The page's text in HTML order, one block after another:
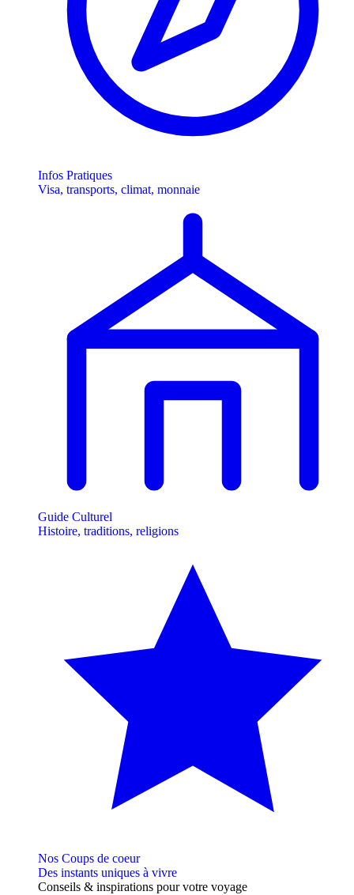
Infos Pratiques
Visa, transports, climat, monnaie
Guide Culturel
Histoire, traditions, religions
Nos Coups de coeur
Des instants uniques à vivre
Conseils & inspirations pour votre voyage